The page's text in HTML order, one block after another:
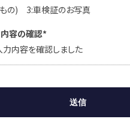
の) 3:車検証のお写真
容の確認*
力内容を確認しました